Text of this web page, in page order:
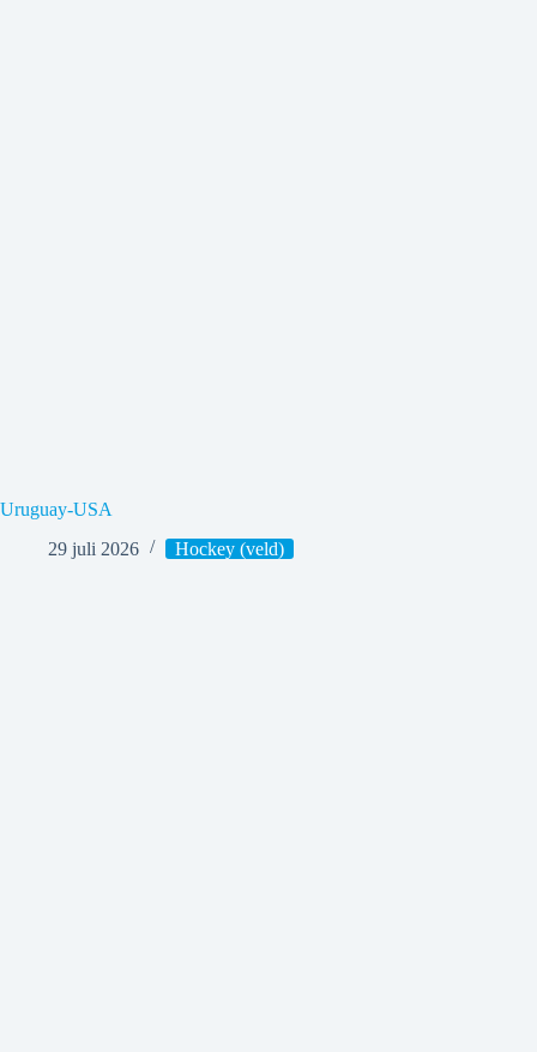
Uruguay-USA
29 juli 2026
Hockey (veld)